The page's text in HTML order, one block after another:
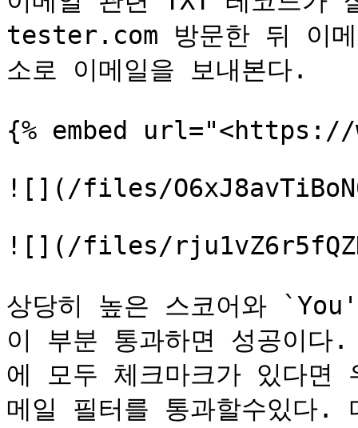
tester.com 방문한 뒤 이
소로 이메일을 보내본다.
{% embed
![](/files/
![](/files/
상당히 높은 스코어와
이 부분 통과하면 성공이다
에 모두 체크마크가 있다면
메일 필터를 통과할수있다.